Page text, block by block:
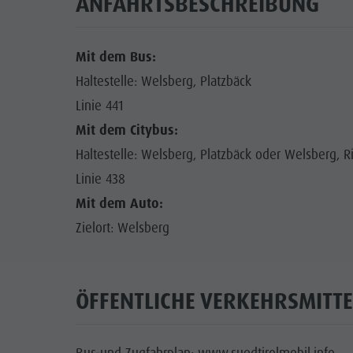
Mit dem Bus:
Haltestelle: Welsberg, Platzbäck
Linie 441
Mit dem Citybus:
Haltestelle: Welsberg, Platzbäck oder Welsberg,
Linie 438
Mit dem Auto:
Zielort: Welsberg
ÖFFENTLICHE